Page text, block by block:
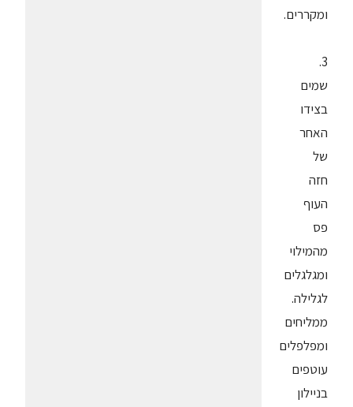
ומקררים.
3.
שמים
בצידו
האחר
של
חזה
העוף
פס
מהמילוי
ומגלגלים
לגלילה.
ממליחים
ומפלפלים
עוטפים
בניילון